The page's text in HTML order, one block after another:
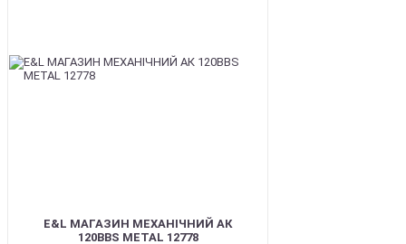
E&L МАГАЗИН МЕХАНІЧНИЙ АК
120BBS METAL 12778